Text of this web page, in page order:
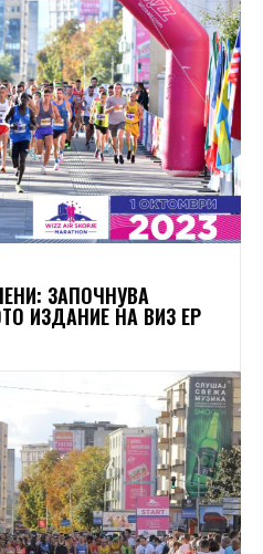
ЗАПОЧНУВА
ИЗДАНИЕ НА ВИЗ ЕР